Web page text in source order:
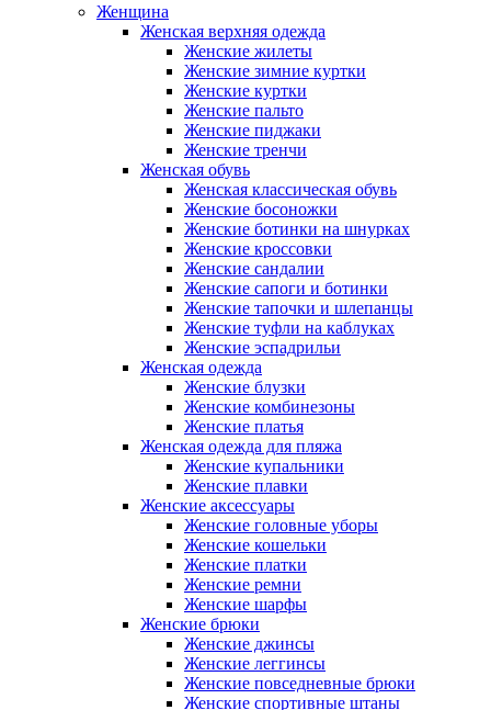
Женщина
Женская верхняя одежда
Женские жилеты
Женские зимние куртки
Женские куртки
Женские пальто
Женские пиджаки
Женские тренчи
Женская обувь
Женская классическая обувь
Женские босоножки
Женские ботинки на шнурках
Женские кроссовки
Женские сандалии
Женские сапоги и ботинки
Женские тапочки и шлепанцы
Женские туфли на каблуках
Женские эспадрильи
Женская одежда
Женские блузки
Женские комбинезоны
Женские платья
Женская одежда для пляжа
Женские купальники
Женские плавки
Женские аксессуары
Женские головные уборы
Женские кошельки
Женские платки
Женские ремни
Женские шарфы
Женские брюки
Женские джинсы
Женские леггинсы
Женские повседневные брюки
Женские спортивные штаны